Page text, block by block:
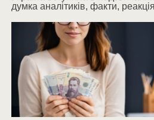
думка аналітиків, факти,